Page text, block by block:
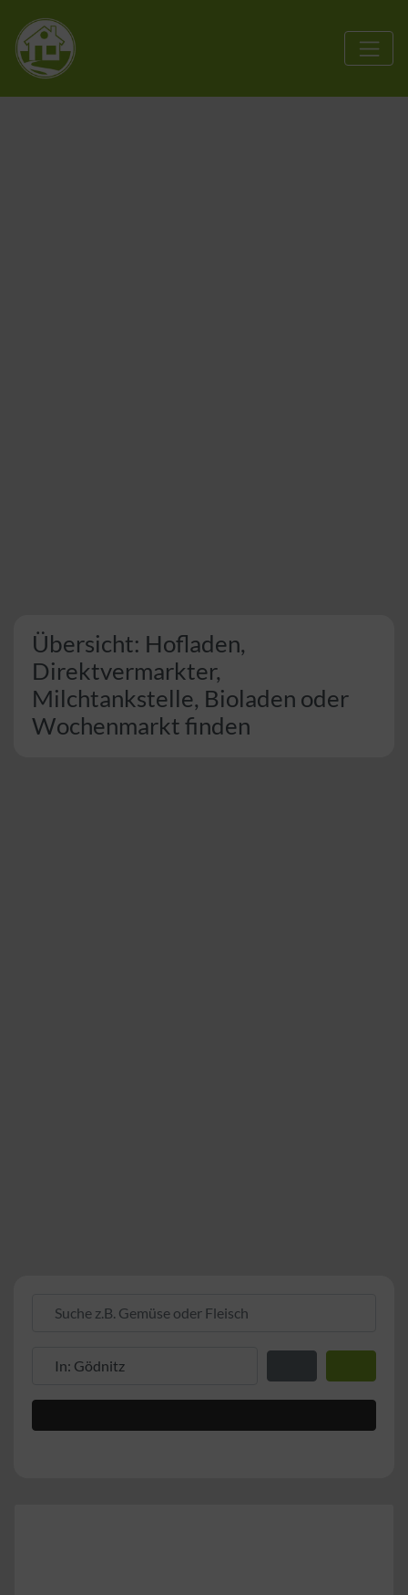
Übersicht: Hofladen,
Direktvermarkter,
Milchtankstelle, Bioladen oder
Wochenmarkt finden